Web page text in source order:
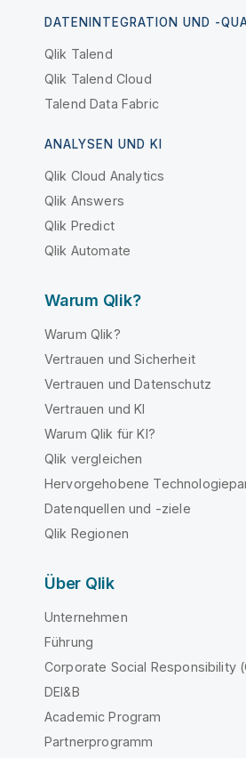
DATENINTEGRATION UND -
Qlik Talend
Qlik Talend Cloud
Talend Data Fabric
ANALYSEN UND KI
Qlik Cloud Analytics
Qlik Answers
Qlik Predict
Qlik Automate
Warum Qlik?
Warum Qlik?
Vertrauen und Sicherheit
Vertrauen und Datenschutz
Vertrauen und KI
Warum Qlik für KI?
Qlik vergleichen
Hervorgehobene
Datenquellen und -ziele
Qlik Regionen
Über Qlik
Unternehmen
Führung
Corporate Social Responsibility
DEI&B
Academic Program
Partnerprogramm